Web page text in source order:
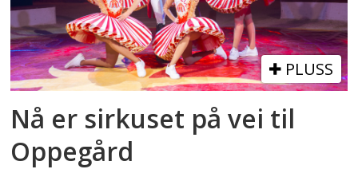
PLUSS
Nå er sirkuset på vei til
Oppegård